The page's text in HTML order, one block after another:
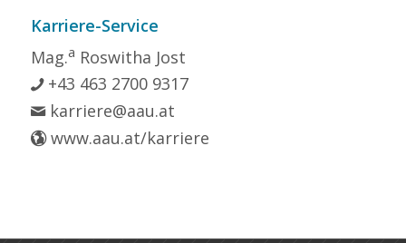
Karriere-Service
Mag.a Roswitha Jost
+43 463 2700 9317
karriere@aau.at
www.aau.at/karriere